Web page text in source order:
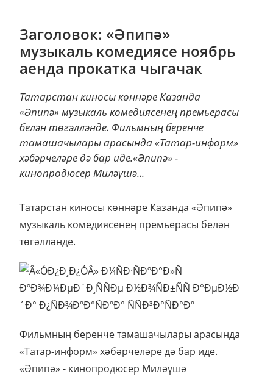
Заголовок: «Әпипә»
музыкаль комедиясе ноябрь
аенда прокатка чыгачак
Татарстан киносы көннәре Казанда
«Әпипә» музыкаль комедиясенең премьерасы
белән төгәлләнде. Фильмның беренче
тамашачылары арасында «Татар-информ»
хәбәрчеләре дә бар иде.«Әпипә» -
кинопродюсер Миләүшә...
Татарстан киносы көннәре Казанда «Әпипә»
музыкаль комедиясенең премьерасы белән
төгәлләнде.
Фильмның беренче тамашачылары арасында
«Татар-информ» хәбәрчеләре дә бар иде.
«Әпипә» - кинопродюсер Миләүшә